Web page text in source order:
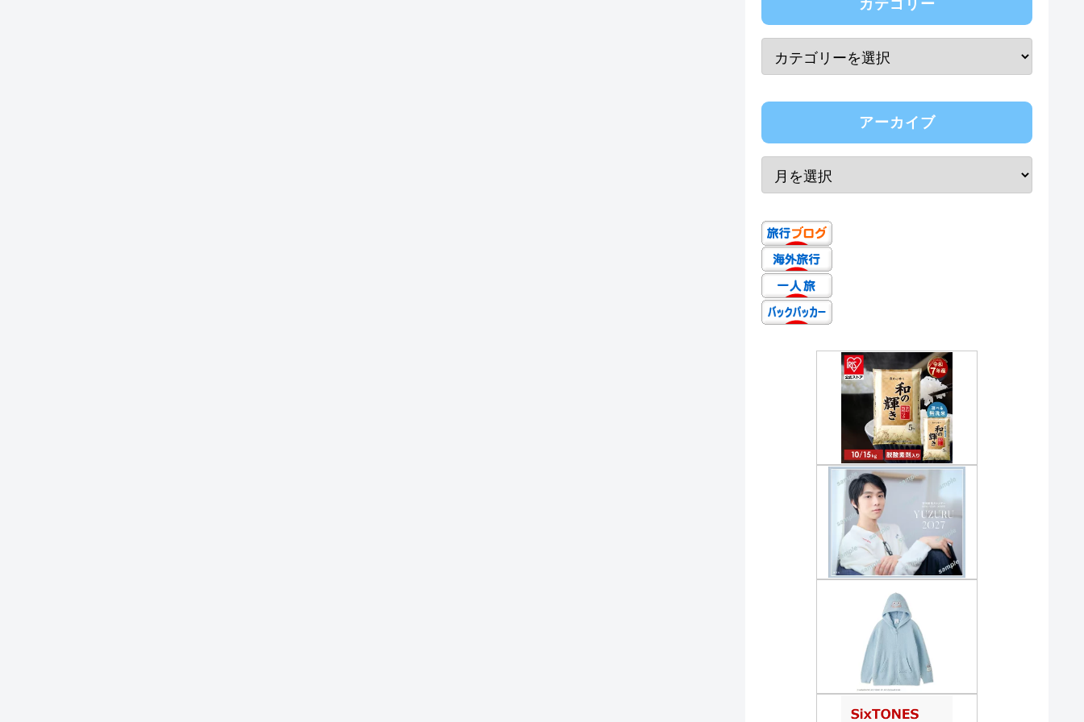
カテゴリー
アーカイブ